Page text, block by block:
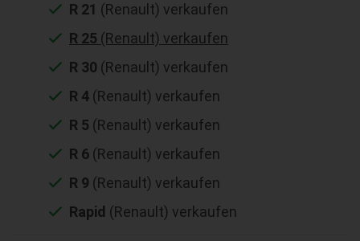
R 21 (Renault) verkaufen
R 25 (Renault) verkaufen
R 30 (Renault) verkaufen
R 4 (Renault) verkaufen
R 5 (Renault) verkaufen
R 6 (Renault) verkaufen
R 9 (Renault) verkaufen
Rapid (Renault) verkaufen